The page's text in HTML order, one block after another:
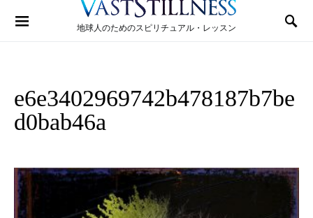
地球人のためのスピリチュアル・レッスン
Search for:
e6e3402969742b478187b7be
d0bab46a